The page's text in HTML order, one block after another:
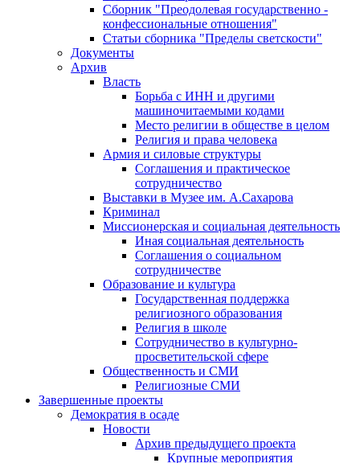
Сборник "Преодолевая государственно -
конфессиональные отношения"
Статьи сборника "Пределы светскости"
Документы
Архив
Власть
Борьба с ИНН и другими
машиночитаемыми кодами
Место религии в обществе в целом
Религия и права человека
Армия и силовые структуры
Соглашения и практическое
сотрудничество
Выставки в Музее им. А.Сахарова
Криминал
Миссионерская и социальная деятельность
Иная социальная деятельность
Соглашения о социальном
сотрудничестве
Образование и культура
Государственная поддержка
религиозного образования
Религия в школе
Сотрудничество в культурно-
просветительской сфере
Общественность и СМИ
Религиозные СМИ
Завершенные проекты
Демократия в осаде
Новости
Архив предыдущего проекта
Крупные мероприятия